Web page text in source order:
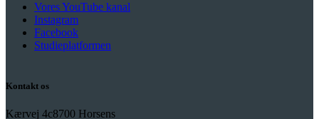
Vores YouTube kanal
Instagram
Facebook
Studieplatformen
Kontakt os
Kærvej 4c8700 Horsens